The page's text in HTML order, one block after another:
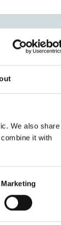
We also share
it with
Marketing